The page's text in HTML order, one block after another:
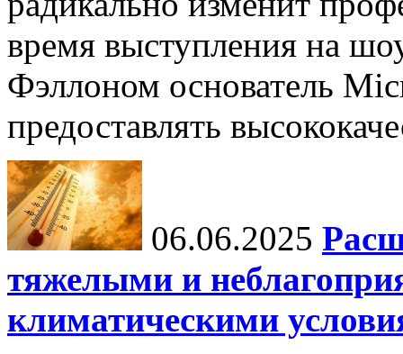
время выступления на
Фэллоном основатель
предоставлять
06.06.2025
тяжелыми и
климатическими